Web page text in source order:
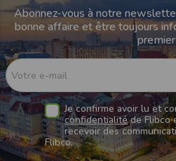
Navette depuis Wien
destination de
Navette depuis
Station à destination de
1
Navette depuis
destination de Vienna
Abonnez-vous à notre
bonne affaire et être toujours
Votre e-mail
Je confirme avoir lu et
confidentialitéde Flibco
recevoir des
Flibco.